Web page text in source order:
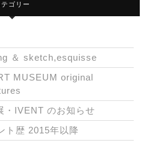
テゴリー
＆ sketch,esquisse
MUSEUM original
・IVENT のお知らせ
ト歴 2015年以降